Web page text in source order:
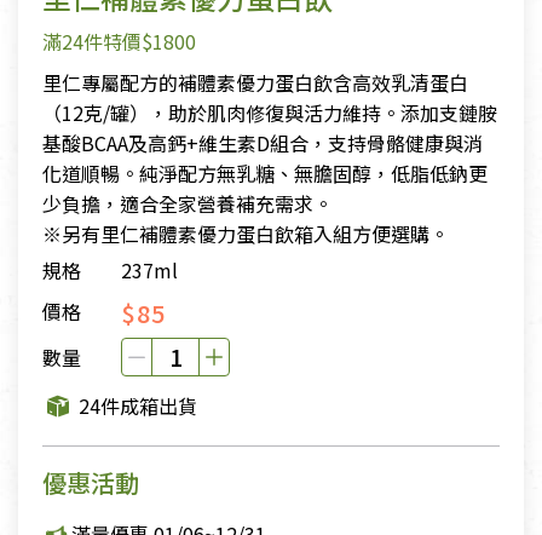
滿24件特價$1800
里仁專屬配方的補體素優力蛋白飲含高效乳清蛋白
（12克/罐），助於肌肉修復與活力維持。添加支鏈胺
基酸BCAA及高鈣+維生素D組合，支持骨骼健康與消
化道順暢。純淨配方無乳糖、無膽固醇，低脂低鈉更
少負擔，適合全家營養補充需求。
※另有里仁補體素優力蛋白飲箱入組方便選購。
規格
237ml
價格
$85
數量
24件成箱出貨
優惠活動